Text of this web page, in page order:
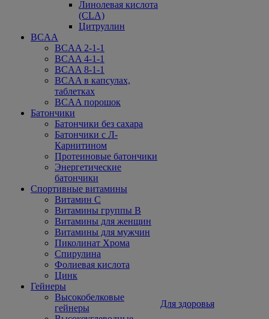
Линолевая кислота
(CLA)
Цитруллин
BCAA
BCAA 2-1-1
BCAA 4-1-1
BCAA 8-1-1
BCAA в капсулах,
таблетках
BCAA порошок
Батончики
Батончики без сахара
Батончики с Л-
Карнитином
Протеиновые батончики
Энергетические
батончики
Спортивные витамины
Витамин С
Витамины группы В
Витамины для женщин
Витамины для мужчин
Пиколинат Хрома
Спирулина
Фолиевая кислота
Цинк
Гейнеры
Высокобелковые
гейнеры
Для здоровья